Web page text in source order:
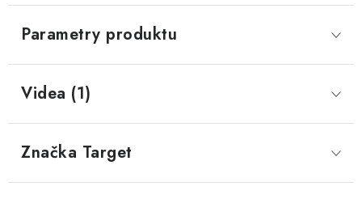
Parametry produktu
Videa (1)
Značka Target